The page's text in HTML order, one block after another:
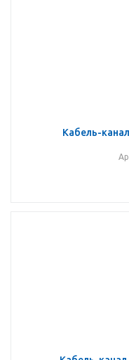
Кабель-